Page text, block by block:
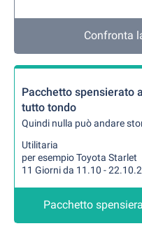
Confronta
Pacchetto spensierato a
tutto tondo
Quindi nulla può andare
Utilitaria
per esempio Toyota Starlet
11 Giorni da 11.10 -
Pacchetto